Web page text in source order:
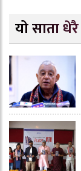
यो साता